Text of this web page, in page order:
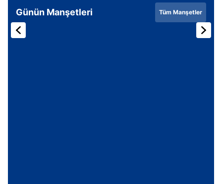
Günün Manşetleri Tüm Manşetler